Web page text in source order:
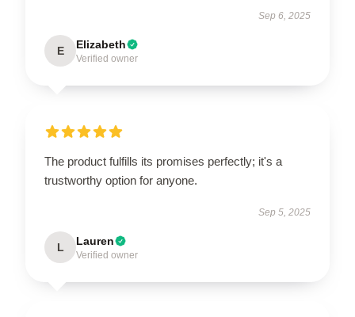
Sep 6, 2025
E Elizabeth
Verified owner
The product fulfills its promises perfectly; it's a
trustworthy option for anyone.
Sep 5, 2025
L Lauren
Verified owner